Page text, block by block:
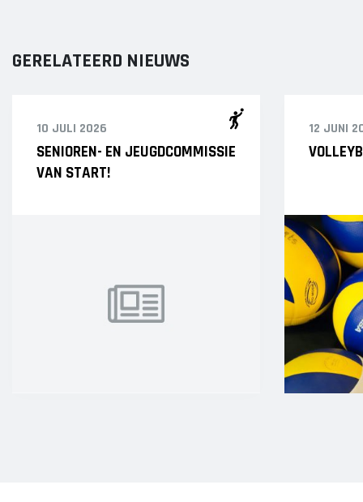
GERELATEERD NIEUWS
10 JULI 2026
SENIOREN- EN JEUGDCOMMISSIE
VAN START!
12 JUNI